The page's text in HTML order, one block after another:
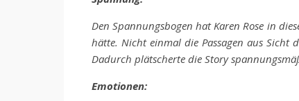
Den Spannungsbogen hat Karen Rose in
hätte. Nicht einmal die Passagen aus Sicht
Dadurch plätscherte die Story
Emotionen: